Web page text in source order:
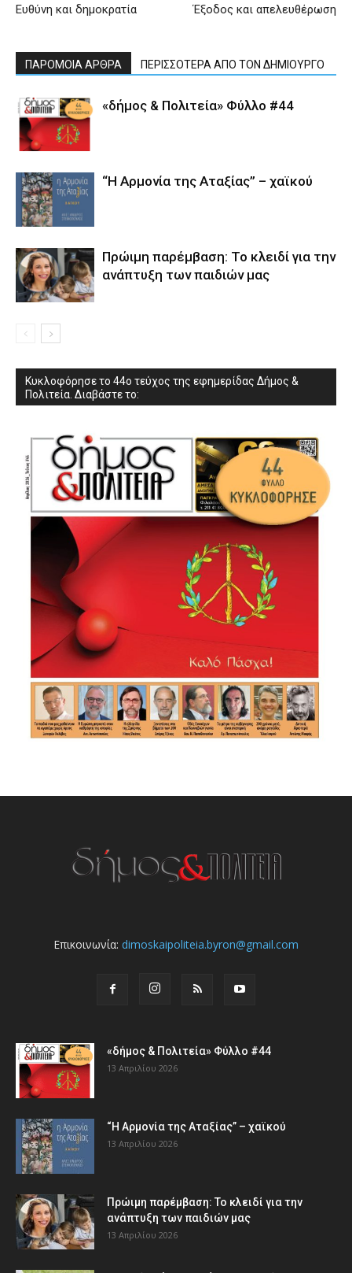
Ευθύνη και δημοκρατία Έξοδος και απελευθέρωση
ΠΑΡΟΜΟΙΑ ΑΡΘΡΑ ΠΕΡΙΣΣΟΤΕΡΑ ΑΠΟ ΤΟΝ ΔΗΜΙΟΥΡΓΟ
«δήμος & Πολιτεία» Φύλλο #44
“Η Αρμονία της Αταξίας” – χαϊκού
Πρώιμη παρέμβαση: Το κλειδί για την
ανάπτυξη των παιδιών µας
Κυκλοφόρησε το 44ο τεύχος της εφημερίδας Δήμος &
Πολιτεία. Διαβάστε το:
Επικοινωνία: dimoskaipoliteia.byron@gmail.com
«δήμος & Πολιτεία» Φύλλο #44
13 Απριλίου 2026
“Η Αρμονία της Αταξίας” – χαϊκού
13 Απριλίου 2026
Πρώιμη παρέμβαση: Το κλειδί για την
ανάπτυξη των παιδιών µας
13 Απριλίου 2026